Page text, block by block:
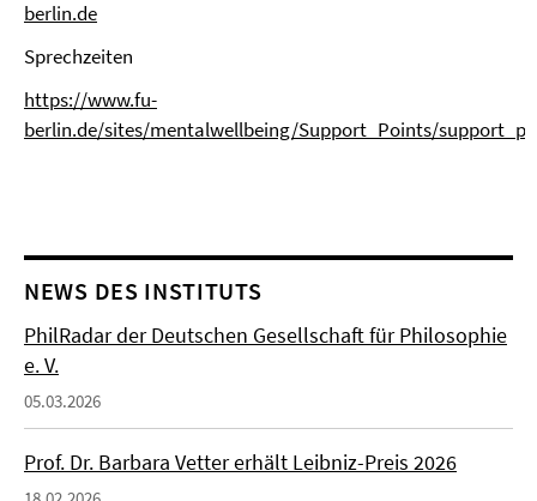
berlin.de
Sprech­zei­ten
https://www.fu-
berlin.de/sites/mentalwellbeing/Support_Points/
NEWS DES INSTITUTS
PhilRadar der Deutschen Gesellschaft für Philosophie
e. V.
05.03.2026
Prof. Dr. Barbara Vetter erhält Leibniz-Preis 2026